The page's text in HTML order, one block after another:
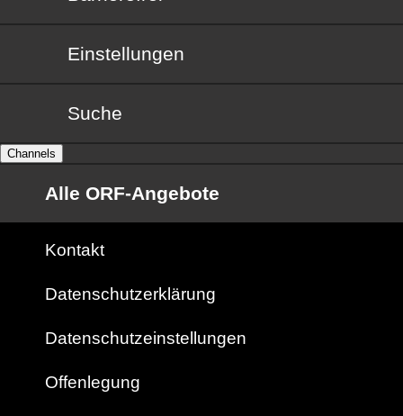
Einstellungen
Suche
Channels
Alle ORF-Angebote
Kontakt
Datenschutzerklärung
Datenschutzeinstellungen
Offenlegung